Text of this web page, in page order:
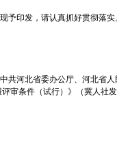
予印发，请认真抓好贯彻落实
河北省委办公厅、河北省
条件（试行）》（冀人社